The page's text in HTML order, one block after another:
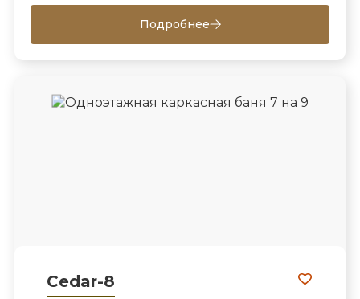
Подробнее
Cedar-8